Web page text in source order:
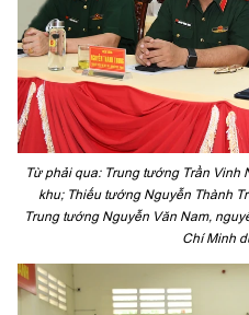
Từ phải qua: Trung tướng Trần Vinh
khu; Thiếu tướng Nguyễn Thành
Trung tướng Nguyễn Văn Nam,
Chí Minh